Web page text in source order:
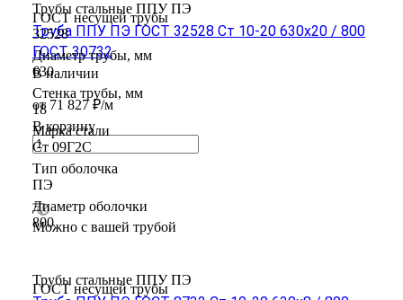
ГОСТ несущей трубы
32528
Диаметр трубы, мм
630
Стенка трубы, мм
18
Марка стали
Ст 09Г2С
Тип оболочка
ПЭ
Диаметр оболочки
800
ГОСТ несущей трубы
Трубы стальные ППУ ПЭ
Труба ППУ ПЭ ГОСТ 32528 Ст 10-20 630x20 / 800
ГОСТ 30732
В наличии
от 71 827 ₽/м
В корзину
Можно с вашей трубой
Трубы стальные ППУ ПЭ